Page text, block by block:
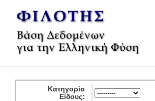
Κατηγορία
Είδους: